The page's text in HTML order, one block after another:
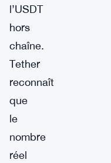
l’USDT
hors
chaîne.
Tether
reconnaît
que
le
nombre
réel